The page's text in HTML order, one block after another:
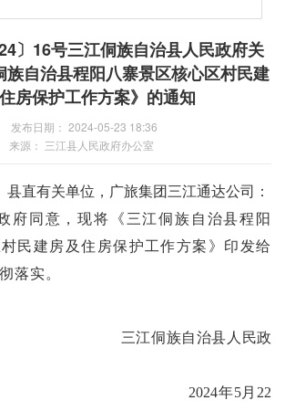
〕16号三江侗族自治县人民政府关
族自治县程阳八寨景区核心区村民建
房保护工作方案》的通知
发布日期： 2024-05-23 18:36
来源： 三江县人民政府办公室
县直有关单位 ，广旅集团三江通达公司
：
府同意，现将《 三江侗族自治县程阳
民建房及住房保护工作方案 》印发给
落实。
三江侗族自治县人民政
2024年5月 22